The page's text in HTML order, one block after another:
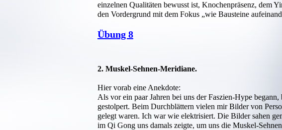
einzelnen Qualitäten bewusst ist, Knochenpräsenz, dem
den Vordergrund mit dem Fokus „wie Bausteine
Übung 8
2. Muskel-Sehnen-Meridiane.
Hier vorab eine Anekdote:
Als vor ein paar Jahren bei uns der Faszien-Hype
gestolpert. Beim Durchblättern vielen mir Bilder von
gelegt waren. Ich war wie elektrisiert. Die Bilder sahen
im Qi Gong uns damals zeigte, um uns die Muskel-